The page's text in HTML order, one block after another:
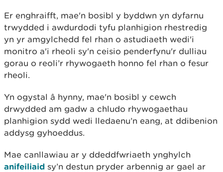
Er enghraifft, mae'n bosibl y byddwn yn dyfarnu
trwydded i awdurdodi tyfu planhigion rhestredig
yn yr amgylchedd fel rhan o astudiaeth wedi'i
monitro a'i rheoli sy'n ceisio penderfynu'r dulliau
gorau o reoli’r rhywogaeth honno fel rhan o fesur
rheoli.
Yn ogystal â hynny, mae'n bosibl y cewch
drwydded am gadw a chludo rhywogaethau
planhigion sydd wedi lledaenu’n eang, at ddibenion
addysg gyhoeddus.
Mae canllawiau ar y ddeddfwriaeth ynghylch
anifeiliaid sy’n destun pryder arbennig ar gael ar